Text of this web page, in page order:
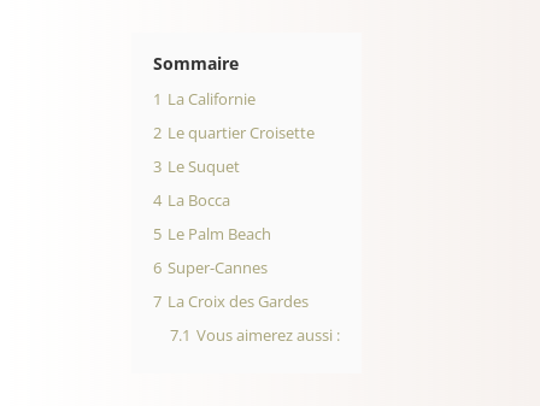
Sommaire
1 La Californie
2 Le quartier Croisette
3 Le Suquet
4 La Bocca
5 Le Palm Beach
6 Super-Cannes
7 La Croix des Gardes
7.1 Vous aimerez aussi :